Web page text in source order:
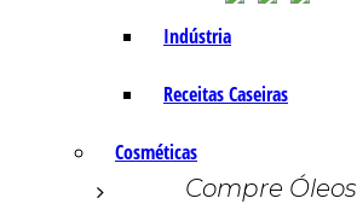
Indústria
Receitas Caseiras
Cosméticas
Compre Óleos